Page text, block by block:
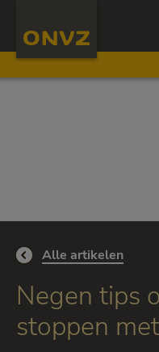
Ga terug naar
Alle artikelen
Negen tips
stoppen